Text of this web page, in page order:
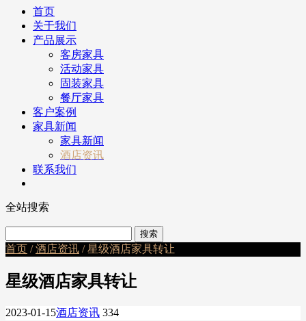
首页
关于我们
产品展示
客房家具
活动家具
固装家具
餐厅家具
客户案例
家具新闻
家具新闻
酒店资讯
联系我们
全站搜索
首页 /酒店资讯 / 星级酒店家具转让
星级酒店家具转让
2023-01-15酒店资讯 334